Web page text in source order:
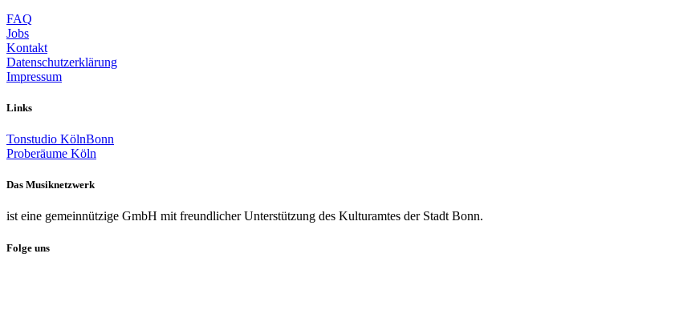
FAQ
Jobs
Kontakt
Datenschutzerklärung
Impressum
Links
Tonstudio KölnBonn
Proberäume Köln
Das Musiknetzwerk
ist eine gemeinnützige GmbH mit freundlicher Unterstützung des Kulturamtes der Stadt Bonn.
Folge uns